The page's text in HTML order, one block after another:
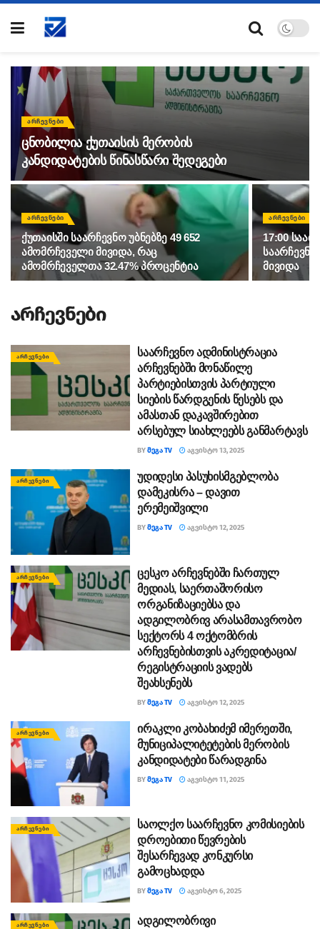
ᲐᲠᲩᲔᲕᲜᲔᲑᲘ
ცნობილია ქუთაისის მერობის
კანდიდატების წინასწარი შედეგები
ᲐᲠᲩᲔᲕᲜᲔᲑᲘ
ქუთაისში საარჩევნო უბნებზე 49 652
ამომრჩეველი მივიდა, რაც
ამომრჩეველთა 32.47% პროცენტია
ᲐᲠᲩᲔᲕᲜᲔᲑᲘ
17:00
მივიდა
არჩევნები
ᲐᲠᲩᲔᲕᲜᲔᲑᲘ
საარჩევნო ადმინისტრაცია
არჩევნებში მონაწილე
პარტიებისთვის პარტიული
სიების წარდგენის წესებს და
ამასთან დაკავშირებით
არსებულ სიახლეებს განმარტავს
BYᲛᲔᲒᲐ TV ᲐᲒᲕᲘᲡᲢᲝ 13, 2025
ᲐᲠᲩᲔᲕᲜᲔᲑᲘ
უდიდესი პასუხისმგებლობა
დამეკისრა – დავით
ერემეიშვილი
BYᲛᲔᲒᲐ TV ᲐᲒᲕᲘᲡᲢᲝ 12, 2025
ᲐᲠᲩᲔᲕᲜᲔᲑᲘ
ცესკო არჩევნებში ჩართულ
მედიას, საერთაშორისო
ორგანიზაციებსა და
ადგილობრივ არასამთავრობო
სექტორს 4 ოქტომბრის
არჩევნებისთვის აკრედიტაცია/
რეგისტრაციის ვადებს
შეახსენებს
BYᲛᲔᲒᲐ TV ᲐᲒᲕᲘᲡᲢᲝ 12, 2025
ᲐᲠᲩᲔᲕᲜᲔᲑᲘ
ირაკლი კობახიძემ იმერეთში,
მუნიციპალიტეტების მერობის
კანდიდატები წარადგინა
BYᲛᲔᲒᲐ TV ᲐᲒᲕᲘᲡᲢᲝ 11, 2025
ᲐᲠᲩᲔᲕᲜᲔᲑᲘ
საოლქო საარჩევნო კომისიების
დროებითი წევრების
შესარჩევად კონკურსი
გამოცხადდა
BYᲛᲔᲒᲐ TV ᲐᲒᲕᲘᲡᲢᲝ 6, 2025
ᲐᲠᲩᲔᲕᲜᲔᲑᲘ
ადგილობრივი